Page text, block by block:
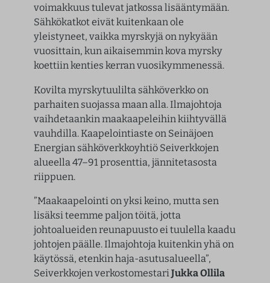
voimakkuus tulevat jatkossa lisääntymään.
Sähkökatkot eivät kuitenkaan ole
yleistyneet, vaikka myrskyjä on nykyään
vuosittain, kun aikaisemmin kova myrsky
koettiin kenties kerran vuosikymmenessä.
Kovilta myrskytuulilta sähköverkko on
parhaiten suojassa maan alla. Ilmajohtoja
vaihdetaankin maakaapeleihin kiihtyvällä
vauhdilla. Kaapelointiaste on Seinäjoen
Energian sähköverkkoyhtiö Seiverkkojen
alueella 47–91 prosenttia, jännitetasosta
riippuen.
”Maakaapelointi on yksi keino, mutta sen
lisäksi teemme paljon töitä, jotta
johtoalueiden reunapuusto ei tuulella kaadu
johtojen päälle. Ilmajohtoja kuitenkin yhä on
käytössä, etenkin haja-asutusalueella”,
Seiverkkojen verkostomestariJukka Ollila